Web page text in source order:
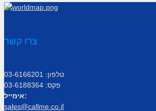
צרו קשר
טלפון: 03-6166201
פקס: 03-6188364
אימייל:
sales@callme.co.il